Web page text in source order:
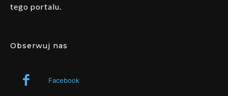
tego portalu.
Obserwuj nas
Facebook